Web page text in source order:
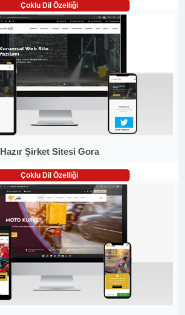
Çoklu Dil Özelliği
Hazır Şirket Sitesi Gora
Çoklu Dil Özelliği